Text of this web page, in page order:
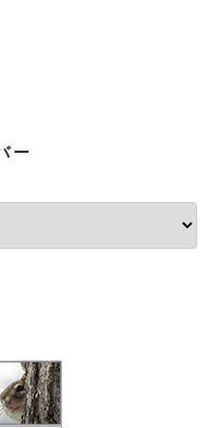
ー